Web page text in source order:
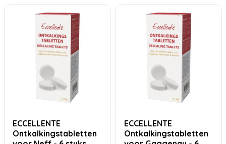
ECCELLENTE
Ontkalkingstabletten
ECCELLENTE
Ontkalkingstabletten